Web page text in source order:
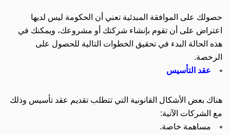
حصولك على الموافقة المبدئية تعني أن الحكومة ليس لديها
اعتراض على أن تقوم بإنشاء شركتك أو مشروعك، ويمكنك في
هذه الحالة البدء في تحقيق الخطوات التالية للحصول على
الرخصة.
عقد التأسيس
هناك بعض الأشكال القانونية التي تتطلب تقديم عقد تأسيس وذلك
مع الشركات الآتية:
مساهمة خاصة.